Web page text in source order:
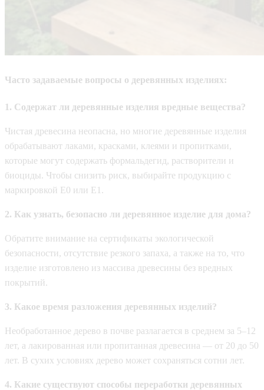
Часто задаваемые вопросы о деревянных изделиях:
1. Содержат ли деревянные изделия вредные вещества?
Чистая древесина неопасна, но многие деревянные изделия
обрабатывают лаками, красками, клеями и пропитками,
которые могут содержать формальдегид, растворители и
биоциды. Чтобы снизить риск, выбирайте продукцию с
маркировкой E0 или E1.
2. Как узнать, безопасно ли деревянное изделие для дома?
Обратите внимание на сертификаты экологической
безопасности, отсутствие резкого запаха, а также на то, что
изделие изготовлено из массива древесины без вредных
покрытий.
3. Какое время разложения деревянных изделий?
Необработанное дерево в почве разлагается в среднем за 5–12
лет, а лакированная или пропитанная древесина — от 20 до 50
лет. В сухих условиях дерево может сохраняться сотни лет.
4. Какие существуют способы переработки деревянных